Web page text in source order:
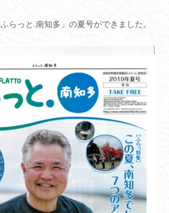
らっと.南知多」の夏号ができました。